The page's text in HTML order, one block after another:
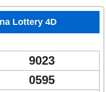
Lottery 4D
9023
0595